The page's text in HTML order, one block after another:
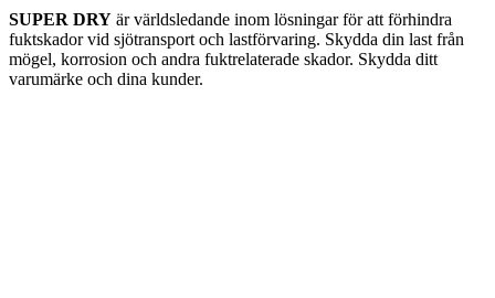
SUPER DRY är världsledande inom lösningar för att förhindra
fuktskador vid sjötransport och lastförvaring. Skydda din last från
mögel, korrosion och andra fuktrelaterade skador. Skydda ditt
varumärke och dina kunder.